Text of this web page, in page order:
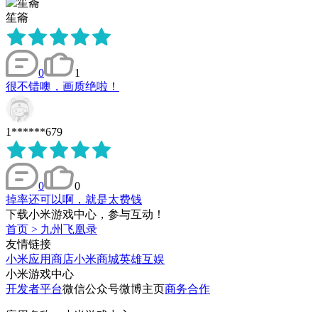
笙籥
0
1
很不错噢，画质绝啦！
1******679
0
0
掉率还可以啊，就是太费钱
下载小米游戏中心，参与互动！
首页 > 九州飞凰录
友情链接
小米应用商店小米商城英雄互娱
小米游戏中心
开发者平台微信公众号微博主页商务合作